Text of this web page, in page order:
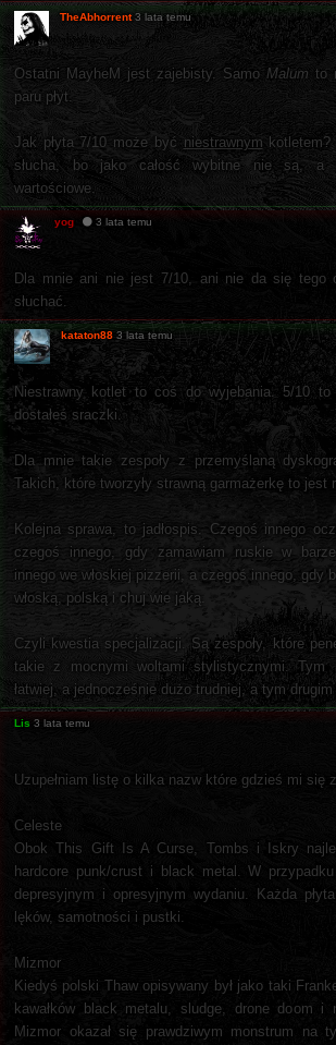
TheAbhorrent 3 lata temu
Ostatni MayheM jest zajebisty. Samo Malum to
paru płyt.
Jak płyta 7/10 może być niestrawnym
słucha, bo jako całość wybitne nie są, a
wartościowe.
yog 3 lata temu
Dla mnie ani nie jest 7/10, ani nie da się tego
słuchać.
kataton88 3 lata temu
Niestrawny kotlet to coś do wyjebania. 5/10 to
dostałeś sraczki.
Dla mnie takie zespoły z przemyślaną
Takich, które tworzyły strawną garmażerkę to jest
Kolejna sprawa, to jadłospis. Czegoś innego
czegoś innego, gdy zamawiam ruskie w
innego we włoskiej pizzerii, a czegoś innego, gdy
włoską, polską i chuj wie jaką.
Czyli kwestia specjalizacji. Są zespoły, które
takie z mocnymi woltami stylistycznymi. Tym
łatwiej, a jednocześnie dużo trudniej, a tym drugim
Lis 3 lata temu
Uzupełniam listę o kilka nazw które gdzieś mi się
Celeste
Obok This Gift Is A Curse, Tombs i Iskry
hardcore punk/crust i black metal. W
depresyjnym i opresyjnym wydaniu. Każda
lęków, samotności i pustki.
Mizmor
Kiedyś polski Thaw opisywany był jako taki
kawałków black metalu, sludge, drone doom i
Mizmor okazał się prawdziwym monstrum na